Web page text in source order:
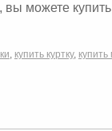
вы можете
, купить куртку, купить